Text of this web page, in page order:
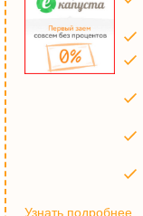
Узнать подробнее